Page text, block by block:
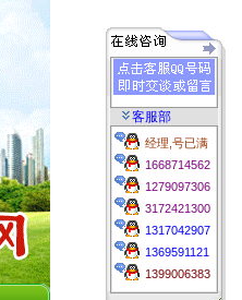
客服部
经理,号已满
1668714562
1279097306
3172421300
1317042907
1369591121
1399006383